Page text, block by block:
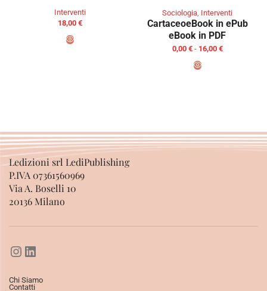
Interventi
18,00 €
Sociologia Interventi
CartaceoeBook in ePub
eBook in PDF
0,00 € - 16,00 €
Ledizioni srl LediPublishing
P.IVA 07361560969
Via A. Boselli 10
20136 Milano
Chi Siamo
Contatti